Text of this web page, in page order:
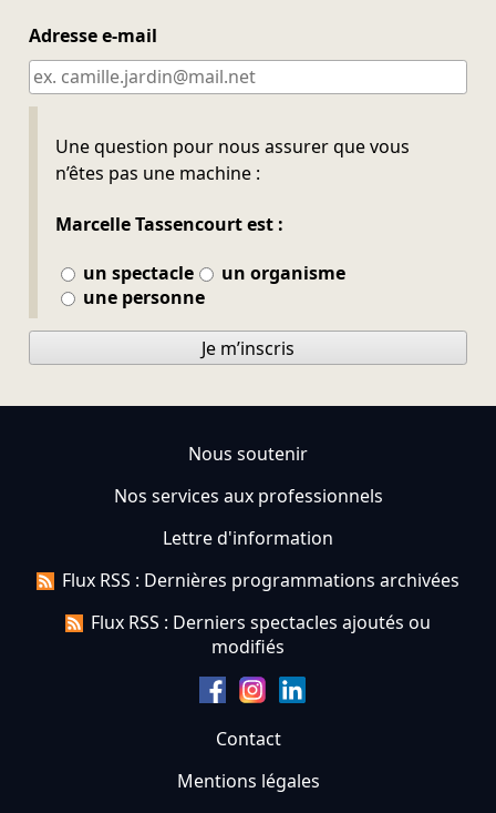
Adresse e-mail
Une question pour nous assurer que vous
n’êtes pas une machine :
Marcelle Tassencourt est :
un spectacle
un organisme
une personne
Ne pas remplir
Je m’inscris
Nous soutenir
Nos services aux professionnels
Lettre d'information
Flux RSS : Dernières programmations archivées
Flux RSS : Derniers spectacles ajoutés ou
modifiés
Contact
Mentions légales